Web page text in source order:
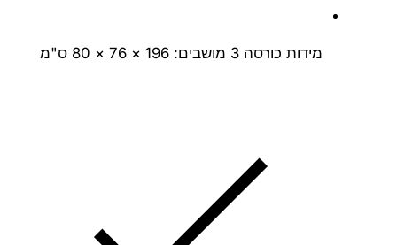
מידות כורסה 3 מושבים: 196 × 76 × 80 ס"מ